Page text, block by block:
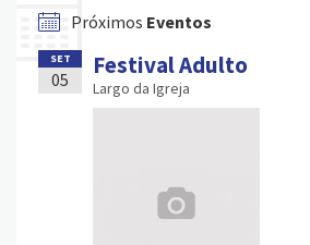
Próximos Eventos
SET
05 Festival Adulto
Largo da Igreja